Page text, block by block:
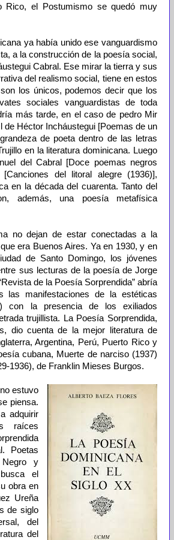
Rico, el Postumismo se quedó muy
ya había unido ese vanguardismo
a la construcción de la poesía social,
Cabral. Ese mirar la tierra y sus
del realismo social, tiene en estos
los únicos, podemos decir que los
sociales vanguardistas de toda
más tarde, en el caso de pedro Mir
de Héctor Incháustegui [Poemas de un
de poeta dentro de las letras
en la literatura dominicana. Luego
del Cabral [Doce poemas negros
del litoral alegre (1936)],
en la década del cuarenta. Tanto del
además, una poesía metafísica
no dejan de estar conectadas a la
era Buenos Aires. Ya en 1930, y en
de Santo Domingo, los jóvenes
sus lecturas de la poesía de Jorge
de la Poesía Sorprendida” abría
las manifestaciones de la estéticas
con la presencia de los exiliados
trujillista. La Poesía Sorprendida,
dio cuenta de la mejor literatura de
Argentina, Perú, Puerto Rico y
cubana, Muerte de narciso (1937)
1936), de Franklin Mieses Burgos.
estuvo
piensa.
adquirir
raíces
Poetas
y
el
obra en
Ureña
de siglo
del
del